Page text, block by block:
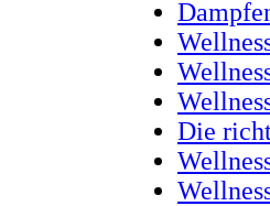
Die